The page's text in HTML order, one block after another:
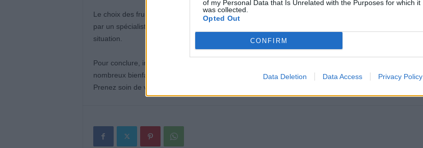
of my Personal Data that Is Unrelated with the Purposes for which it
was collected.
Opted Out
CONFIRM
Data Deletion Data Access Privacy Policy
Le choix des fruits doit également se faire en fonction de votre équilibre minéral. Se faire conseiller
par un spécialiste ou un diététicien permet d’établir une alimentation réellement adaptée à votre
situation.
Pour conclure, intégrer davantage de légumes dans votre alimentation quotidienne peut avoir de
nombreux bienfaits pour la santé de vos reins. Votre assiette a plus d’impact que vous ne le pensez.
Prenez soin de vous et de votre santé rénale !